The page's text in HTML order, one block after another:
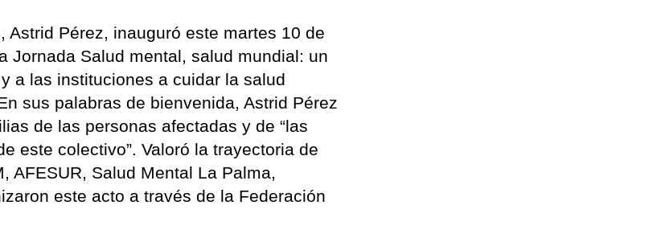
Pérez, inauguró este martes 10 de
Jornada Salud mental, salud mundial: un
a las instituciones a cuidar la salud
sus palabras de bienvenida, Astrid Pérez
de las personas afectadas y de “las
este colectivo”. Valoró la trayectoria de
AFESUR, Salud Mental La Palma,
este acto a través de la Federación